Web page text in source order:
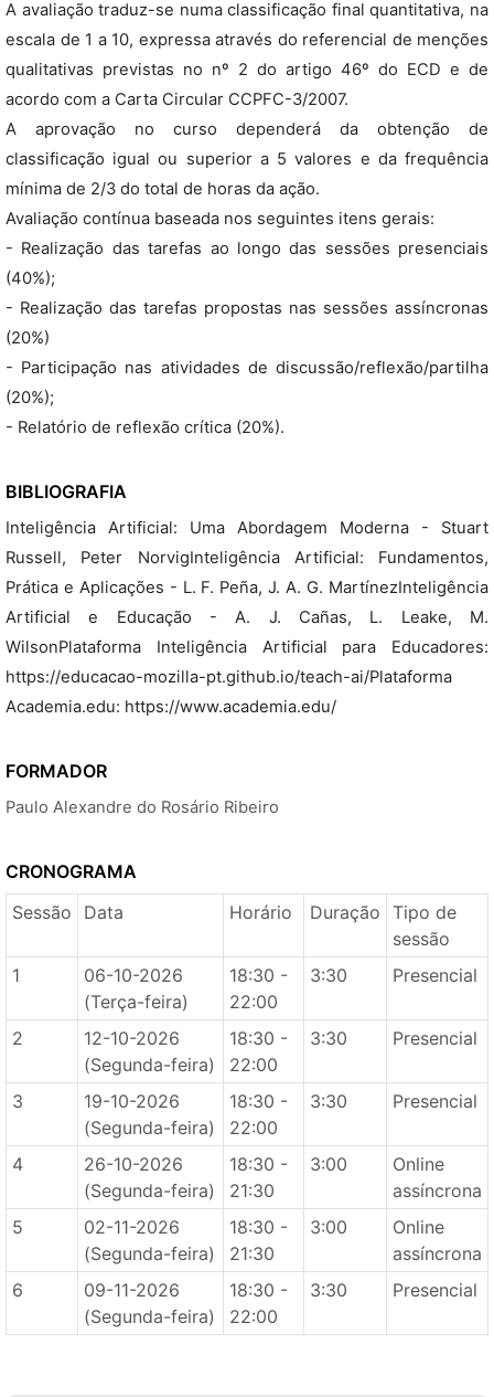
A avaliação traduz-se numa classificação final quantitativa, na
escala de 1 a 10, expressa através do referencial de menções
qualitativas previstas no nº 2 do artigo 46º do ECD e de
acordo com a Carta Circular CCPFC-3/2007.
A aprovação no curso dependerá da obtenção de
classificação igual ou superior a 5 valores e da frequência
mínima de 2/3 do total de horas da ação.
Avaliação contínua baseada nos seguintes itens gerais:
- Realização das tarefas ao longo das sessões presenciais
(40%);
- Realização das tarefas propostas nas sessões assíncronas
(20%)
- Participação nas atividades de discussão/reflexão/partilha
(20%);
- Relatório de reflexão crítica (20%).
BIBLIOGRAFIA
Inteligência Artificial: Uma Abordagem Moderna - Stuart
Russell, Peter NorvigInteligência Artificial: Fundamentos,
Prática e Aplicações - L. F. Peña, J. A. G. MartínezInteligência
Artificial e Educação - A. J. Cañas, L. Leake, M.
WilsonPlataforma Inteligência Artificial para Educadores:
https://educacao-mozilla-pt.github.io/teach-ai/Plataforma
Academia.edu: https://www.academia.edu/
FORMADOR
Paulo Alexandre do Rosário Ribeiro
CRONOGRAMA
Sessão
Data Horário Duração Tipo de
sessão
1
06-10-2026
(Terça-feira)
18:30 -
22:00
3:30 Presencial
2
12-10-2026
(Segunda-feira)
18:30 -
22:00
3:30 Presencial
3
19-10-2026
(Segunda-feira)
18:30 -
22:00
3:30 Presencial
4
26-10-2026
(Segunda-feira)
18:30 -
21:30
3:00
Online
assíncrona
5
02-11-2026
(Segunda-feira)
18:30 -
21:30
3:00
Online
assíncrona
6
09-11-2026
(Segunda-feira)
18:30 -
22:00
3:30 Presencial